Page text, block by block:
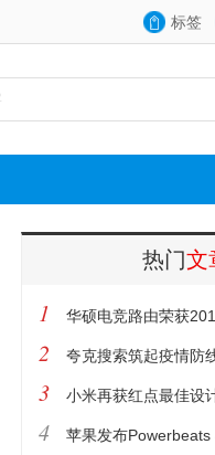
标签
热门文
1 华硕电竞路由荣获
2 夸克搜索筑起疫情防
造新基础设施
3 小米再获红点最佳设
电暖器
4 苹果发布